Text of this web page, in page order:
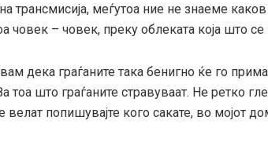
трансмисија, меѓутоа ние не знаеме
човек – човек, преку облеката која што се
дека граѓаните така бенигно ќе го
тоа што граѓаните стравуваат. Не ретко
велат попишувајте кого сакате, во мојот